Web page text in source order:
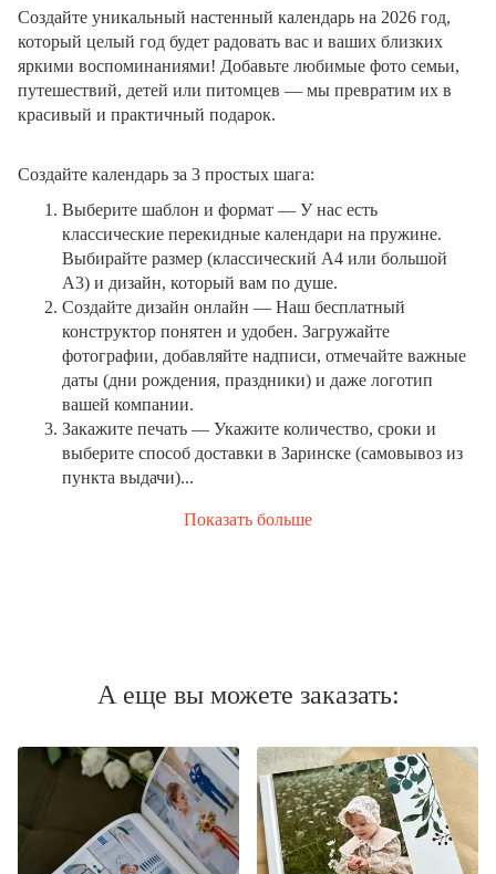
Создайте уникальный настенный календарь на 2026 год,
который целый год будет радовать вас и ваших близких
яркими воспоминаниями! Добавьте любимые фото семьи,
путешествий, детей или питомцев — мы превратим их в
красивый и практичный подарок.
Создайте календарь за 3 простых шага:
Выберите шаблон и формат — У нас есть
классические перекидные календари на пружине.
Выбирайте размер (классический A4 или большой
A3) и дизайн, который вам по душе.
Создайте дизайн онлайн — Наш бесплатный
конструктор понятен и удобен. Загружайте
фотографии, добавляйте надписи, отмечайте важные
даты (дни рождения, праздники) и даже логотип
вашей компании.
Закажите печать — Укажите количество, сроки и
выберите способ доставки в Заринске (самовывоз из
пункта выдачи)...
Показать больше
А еще вы можете заказать: